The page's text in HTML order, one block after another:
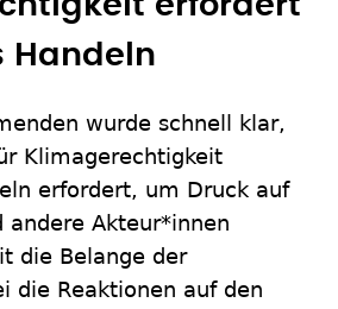
Handeln
wurde schnell klar,
Klimagerechtigkeit
erfordert, um Druck auf
andere Akteur*innen
die Belange der
die Reaktionen auf den